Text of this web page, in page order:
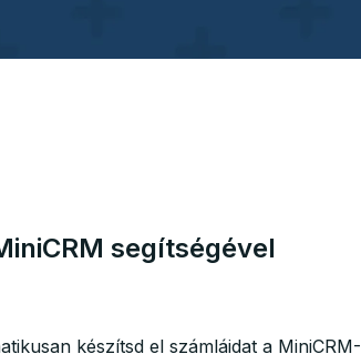
segítségével
készítsd el számláidat a MiniCRM-